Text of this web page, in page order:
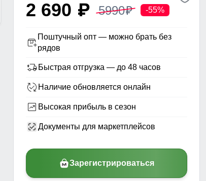
2 690 p 5990p -55%
Поштучный опт — можно брать без
рядов
Быстрая отгрузка — до 48 часов
Наличие обновляется онлайн
Высокая прибыль в сезон
Документы для маркетплейсов
Зарегистрироваться